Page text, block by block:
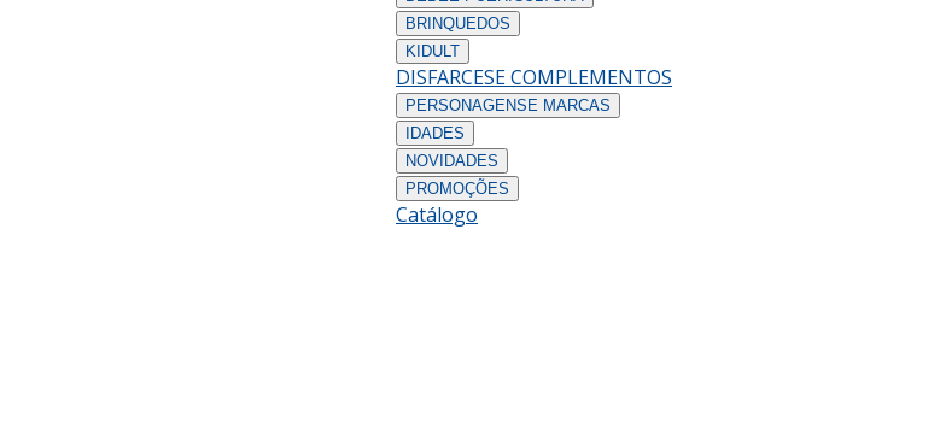
BRINQUEDOS
KIDULT
DISFARCESE COMPLEMENTOS
PERSONAGENS E MARCAS
IDADES
NOVIDADES
PROMOÇÕES
Catálogo